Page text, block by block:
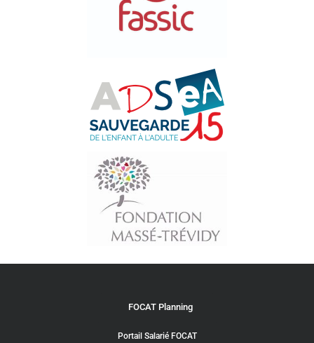
FOCAT Planning
Portail Salarié FOCAT